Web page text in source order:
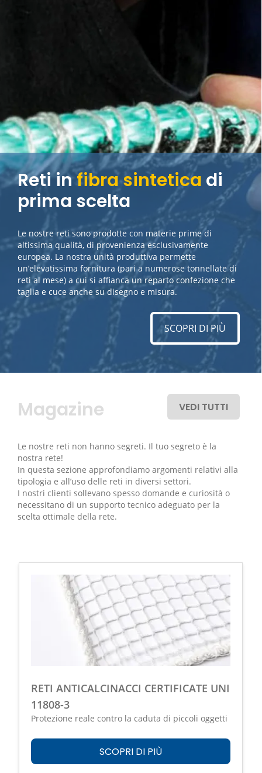
Reti infibra sinteticadi
prima scelta
Le nostre reti sono prodotte con materie prime di
altissima qualità, di provenienza esclusivamente
europea. La nostra unità produttiva permette
un’elevatissima fornitura (pari a numerose tonnellate di
reti al mese) a cui si affianca un reparto confezione che
taglia e cuce anche su disegno e misura.
SCOPRI DI PIÙ
Magazine
Le nostre reti non hanno segreti. Il tuo segreto è la
nostra rete!
In questa sezione approfondiamo argomenti relativi alla
tipologia e all’uso delle reti in diversi settori.
I nostri clienti sollevano spesso domande e curiosità o
necessitano di un supporto tecnico adeguato per la
scelta ottimale della rete.
VEDI TUTTI
RETI ANTICALCINACCI CERTIFICATE UNI
11808-3
Protezione reale contro la caduta di piccoli oggetti
SCOPRI DI PIÙ